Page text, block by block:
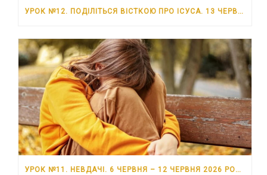
УРОК №12. ПОДІЛІТЬСЯ ВІСТКОЮ ПРО ІСУСА. 13 ЧЕРВНЯ – 19 ЧЕРВНЯ 2026 РОКУ
УРОК №11. НЕВДАЧІ. 6 ЧЕРВНЯ – 12 ЧЕРВНЯ 2026 РОКУ